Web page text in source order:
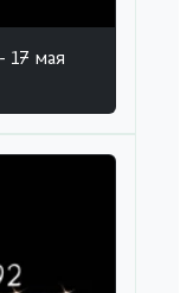
17 мая